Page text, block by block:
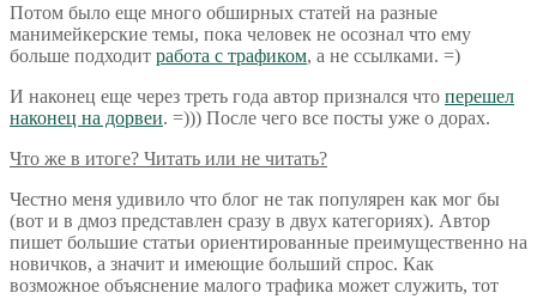
Потом было еще много обширных статей на разные
манимейкерские темы, пока человек не осознал что ему
больше подходит работа с трафиком, а не ссылками. =)
И наконец еще через треть года автор признался что перешел
наконец на дорвеи. =))) После чего все посты уже о дорах.
Что же в итоге? Читать или не читать?
Честно меня удивило что блог не так популярен как мог бы
(вот и в дмоз представлен сразу в двух категориях). Автор
пишет большие статьи ориентированные преимущественно на
новичков, а значит и имеющие больший спрос. Как
возможное объяснение малого трафика может служить, тот